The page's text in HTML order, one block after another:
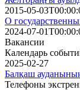
2015-05-
О
2024-07-
Вакансии
Календарь
2025-02-27
Балқаш
Телефоны